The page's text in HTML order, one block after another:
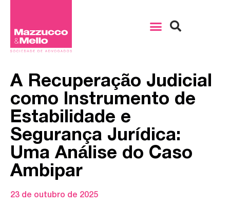
A Recuperação Judicial
como Instrumento de
Estabilidade e
Segurança Jurídica:
Uma Análise do Caso
Ambipar
23 de outubro de 2025